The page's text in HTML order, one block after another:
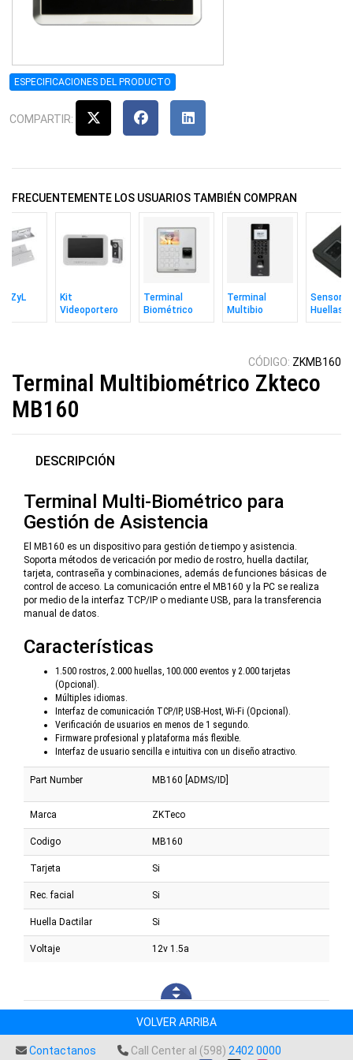
ESPECIFICACIONES DEL PRODUCTO
COMPARTIR:
FRECUENTEMENTE LOS USUARIOS TAMBIÉN COMPRAN
ZyL
Kit
Videoportero
Zkteco
Terminal
Biométrico
Zkteco M1
Terminal
Multibio
Zkteco
Sensor
Huellas
Zkteco
CÓDIGO: ZKMB160
Terminal Multibiométrico Zkteco
MB160
DESCRIPCIÓN
Terminal Multi-Biométrico para
Gestión de Asistencia
El MB160 es un dispositivo para gestión de tiempo y asistencia.
Soporta métodos de vericación por medio de rostro, huella dactilar,
tarjeta, contraseña y combinaciones, además de funciones básicas de
control de acceso. La comunicación entre el MB160 y la PC se realiza
por medio de la interfaz TCP/IP o mediante USB, para la transferencia
manual de datos.
Características
1.500 rostros, 2.000 huellas, 100.000 eventos y 2.000 tarjetas
(Opcional).
Múltiples idiomas.
Interfaz de comunicación TCP/IP, USB-Host, Wi-Fi (Opcional).
Verificación de usuarios en menos de 1 segundo.
Firmware profesional y plataforma más flexible.
Interfaz de usuario sencilla e intuitiva con un diseño atractivo.
Part Number MB160 [ADMS/ID]
Marca ZKTeco
Codigo MB160
Tarjeta Si
Rec. facial Si
Huella Dactilar Si
Voltaje 12v 1.5a
VOLVER ARRIBA
Contactanos Call Center al (598) 2402 0000